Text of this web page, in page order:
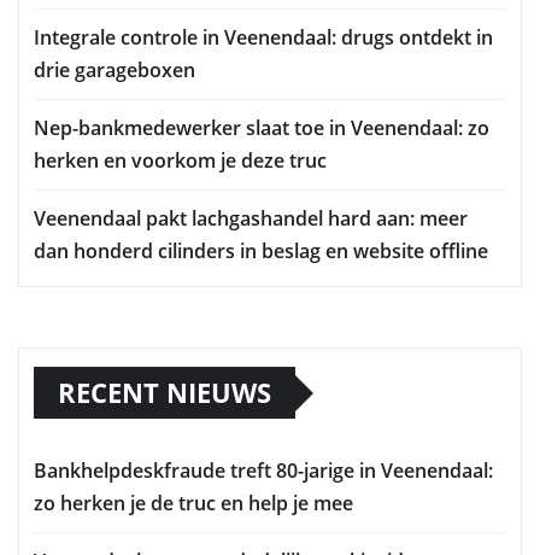
Integrale controle in Veenendaal: drugs ontdekt in
drie garageboxen
Nep-bankmedewerker slaat toe in Veenendaal: zo
herken en voorkom je deze truc
Veenendaal pakt lachgashandel hard aan: meer
dan honderd cilinders in beslag en website offline
RECENT NIEUWS
Bankhelpdeskfraude treft 80-jarige in Veenendaal:
zo herken je de truc en help je mee